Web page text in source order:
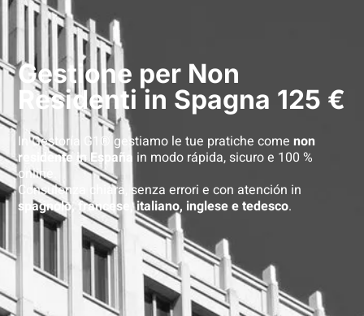
Gestione per Non
Residenti in Spagna 125 €
In Gestoría G1® gestiamo le tue pratiche comenon
residente in España in modo rápida, sicuro e 100 %
online.
Consulenza chiara, senza errori e con atención in
spagnolo, francese, italiano, inglese e tedesco.